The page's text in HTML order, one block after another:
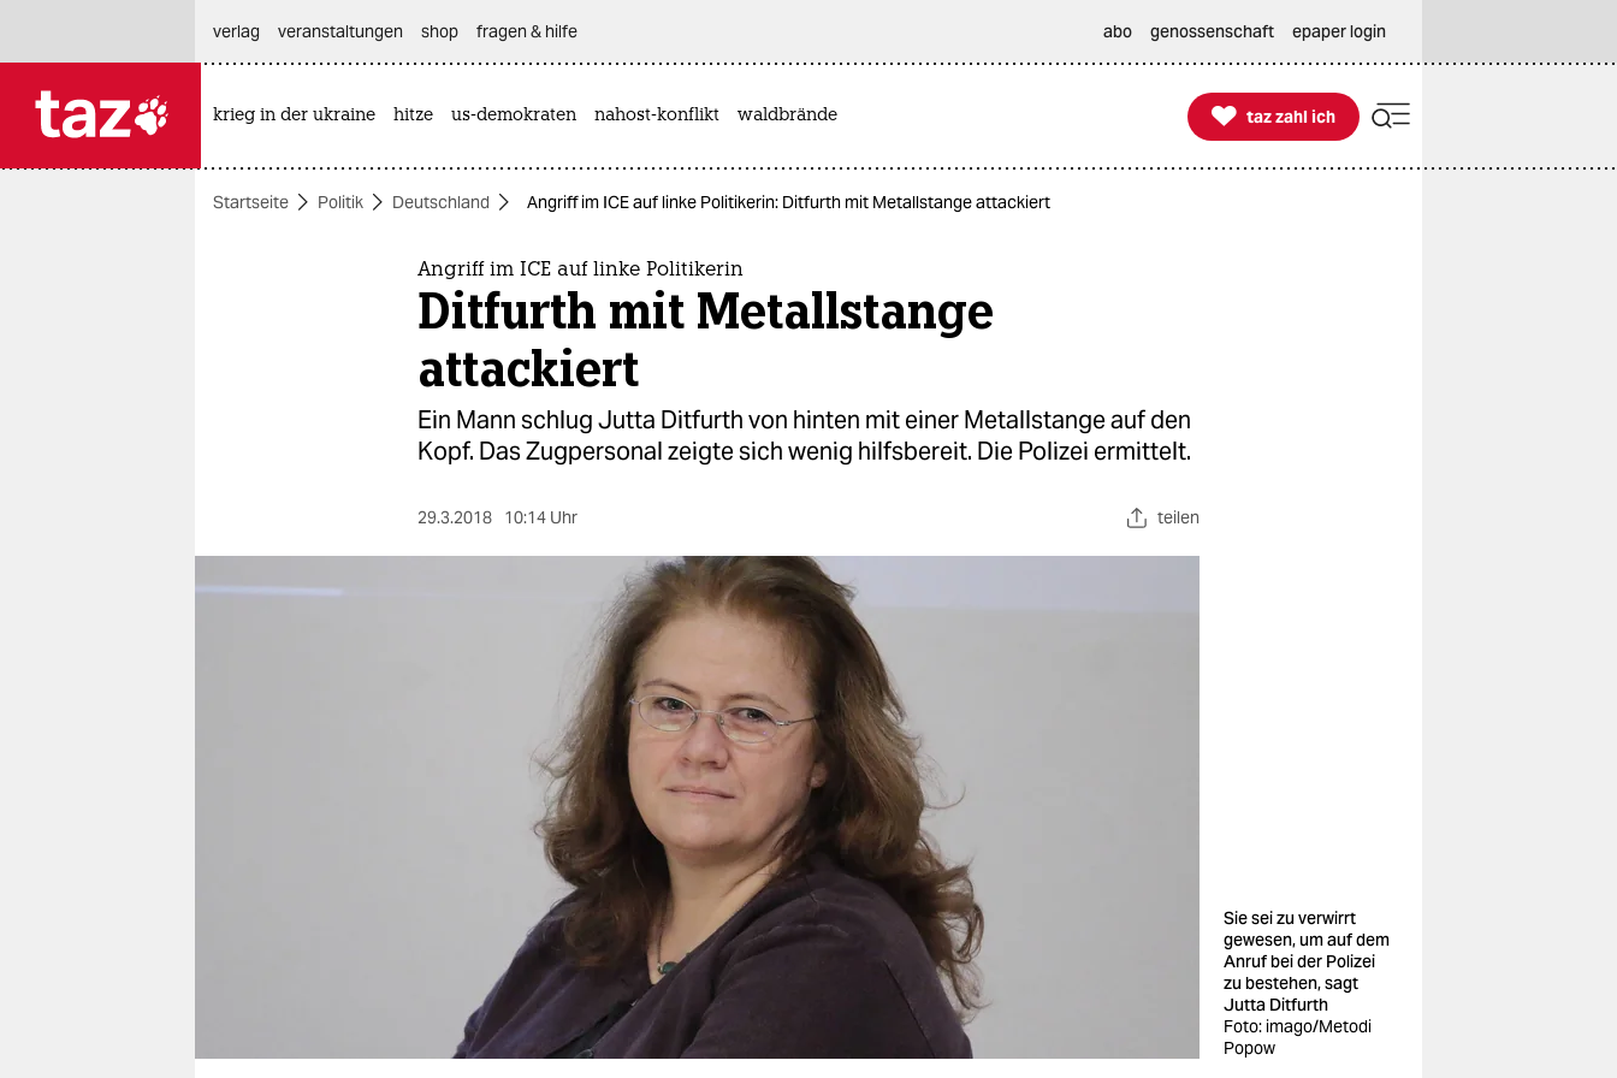
themen
nord
verlag
veranstaltungen shop fragen & hilfe abo genossenschaft epaper login
krieg in der ukraine hitze us-demokraten nahost-konflikt waldbrände 
taz zahl ich
taz zahl ich
Startseite Politik Deutschland Angriff im ICE auf linke Politikerin: Ditfurth mit Metallstange attackiert
Angriff im ICE auf linke Politikerin
Ditfurth mit Metallstange
attackiert
Ein Mann schlug Jutta Ditfurth von hinten mit einer Metallstange auf den
Kopf. Das Zugpersonal zeigte sich wenig hilfsbereit. Die Polizei ermittelt.
29.3.2018 10:14 Uhr teilen
Sie sei zu verwirrt
gewesen, um auf dem
Anruf bei der Polizei
zu bestehen, sagt
Jutta Ditfurth
Foto: imago/Metodi
Popow